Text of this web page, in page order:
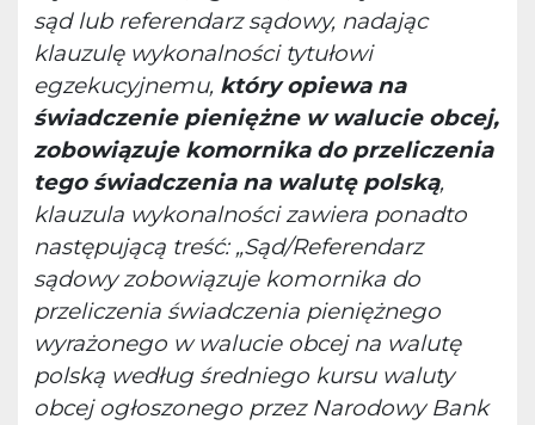
sąd lub referendarz sądowy, nadając
klauzulę wykonalności tytułowi
egzekucyjnemu, który opiewa na
świadczenie pieniężne w walucie obcej,
zobowiązuje komornika do przeliczenia
tego świadczenia na walutę polską,
klauzula wykonalności zawiera ponadto
następującą treść: „Sąd/Referendarz
sądowy zobowiązuje komornika do
przeliczenia świadczenia pieniężnego
wyrażonego w walucie obcej na walutę
polską według średniego kursu waluty
obcej ogłoszonego przez Narodowy Bank